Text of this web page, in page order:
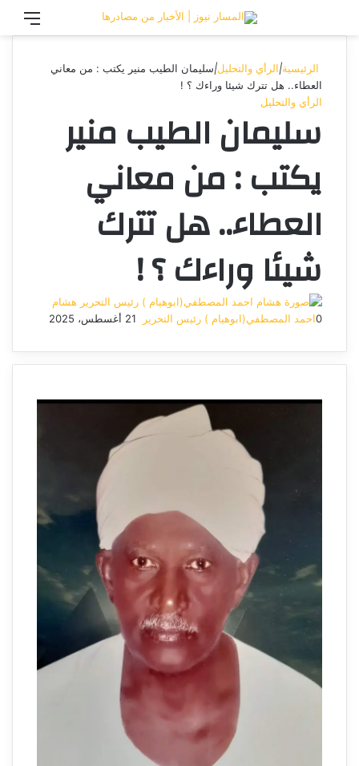
تسجيل الدخول
الرئيسية|الرأي والتحليل|سليمان الطيب منير يكتب : من معاني
العطاء.. هل تترك شيئا وراءك ؟ !
الرأي والتحليل
سليمان الطيب منير
يكتب : من معاني
العطاء.. هل تترك
شيئا وراءك ؟ !
هشام
احمد المصطفي(ابوهيام ) رئيس التحرير
أرسل
إلكترونيا
21 أغسطس، 2025 0